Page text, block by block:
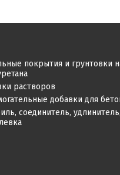
покрытия и грунтовки
растворов
добавки для
соединитель,